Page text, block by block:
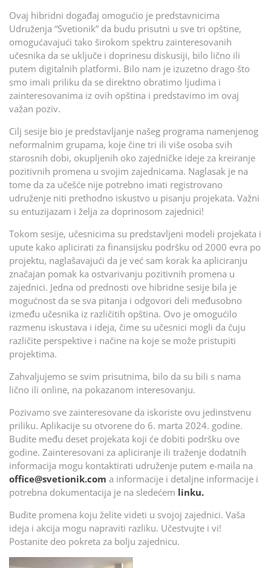
Ovaj hibridni događaj omogućio je predstavnicima
Udruženja “Svetionik” da budu prisutni u sve tri opštine,
omogućavajući tako širokom spektru zainteresovanih
učesnika da se uključe i doprinesu diskusiji, bilo lično ili
putem digitalnih platformi. Bilo nam je izuzetno drago što
smo imali priliku da se direktno obratimo ljudima i
zainteresovanima iz ovih opština i predstavimo im ovaj
važan poziv.
Cilj sesije bio je predstavljanje našeg programa namenjenog
neformalnim grupama, koje čine tri ili više osoba svih
starosnih dobi, okupljenih oko zajedničke ideje za kreiranje
pozitivnih promena u svojim zajednicama. Naglasak je na
tome da za učešće nije potrebno imati registrovano
udruženje niti prethodno iskustvo u pisanju projekata. Važni
su entuzijazam i želja za doprinosom zajednici!
Tokom sesije, učesnicima su predstavljeni modeli projekata i
upute kako aplicirati za finansijsku podršku od 2000 evra po
projektu, naglašavajući da je već sam korak ka apliciranju
značajan pomak ka ostvarivanju pozitivnih promena u
zajednici. Jedna od prednosti ove hibridne sesije bila je
mogućnost da se sva pitanja i odgovori deli međusobno
između učesnika iz različitih opština. Ovo je omogućilo
razmenu iskustava i ideja, čime su učesnici mogli da čuju
različite perspektive i načine na koje se može pristupiti
projektima.
Zahvaljujemo se svim prisutnima, bilo da su bili s nama
lično ili online, na pokazanom interesovanju.
Pozivamo sve zainteresovane da iskoriste ovu jedinstvenu
priliku. Aplikacije su otvorene do 6. marta 2024. godine.
Budite među deset projekata koji će dobiti podršku ove
godine. Zainteresovani za apliciranje ili traženje dodatnih
informacija mogu kontaktirati udruženje putem e-maila na
office@svetionik.com a informacije i detaljne informacije i
potrebna dokumentacija je na sledećem linku.
Budite promena koju želite videti u svojoj zajednici. Vaša
ideja i akcija mogu napraviti razliku. Učestvujte i vi!
Postanite deo pokreta za bolju zajednicu.